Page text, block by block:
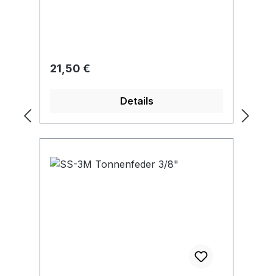
kann.
Regulärer Preis:
21,50 €
Details